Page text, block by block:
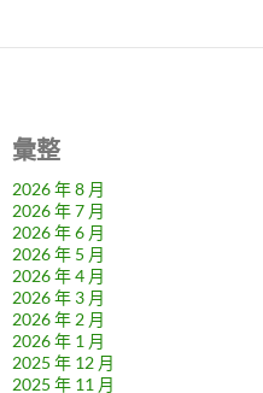
彙整
2026 年 8 月
2026 年 7 月
2026 年 6 月
2026 年 5 月
2026 年 4 月
2026 年 3 月
2026 年 2 月
2026 年 1 月
2025 年 12 月
2025 年 11 月